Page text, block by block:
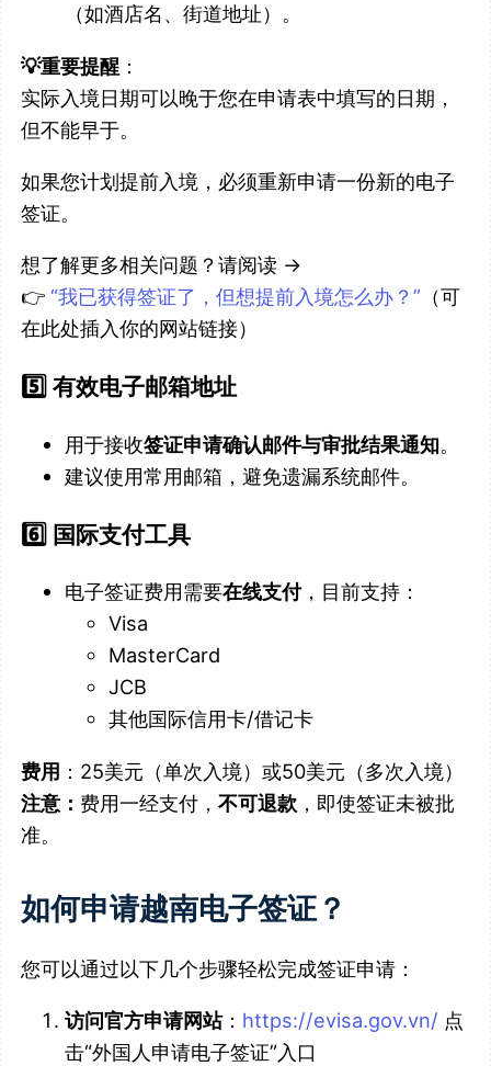
（如酒店名、街道地址）。
💡重要提醒 ：
实际入境日期可以晚于您在申请表中填写的日期，
但不能早于。
如果您计划提前入境，必须重新申请一份新的电子
签证。
想了解更多相关问题？请阅读 →
👉 “我已获得签证了，但想提前入境怎么办？” （可
在此处插入你的网站链接）
5️⃣ 有效电子邮箱地址
用于接收签证申请确认邮件与审批结果通知。
建议使用常用邮箱，避免遗漏系统邮件。
6️⃣ 国际支付工具
电子签证费用需要在线支付，目前支持：
Visa
MasterCard
JCB
其他国际信用卡/借记卡
费用 ：25美元（单次入境）或50美元（多次入境）
注意： 费用一经支付，不可退款 ，即使签证未被批
准。
如何申请越南电子签证？
您可以通过以下几个步骤轻松完成签证申请：
访问官方申请网站： https://evisa.gov.vn/ 点
击“外国人申请电子签证”入口